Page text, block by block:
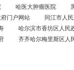
哈医大肿瘤医院
门户网站
同江市人
哈尔滨市香坊区人民
齐齐哈尔梅里斯区人